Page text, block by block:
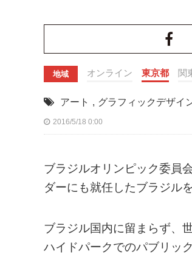
地域 オンライン 東京都 関
アート , グラフィックデザイ
2016/5/18 0:00
ブラジルオリンピック委員
ダーにも就任したブラジル
ブラジル国内に留まらず、
ハイドパークでのパブリッ